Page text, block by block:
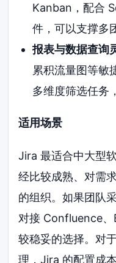
Kanban，配合
件，可以支撑多
报表与数据查询
累积流量图等敏
多维度筛选任务
适用场景
Jira 最适合中大型
经比较成熟、对需
的组织。如果团队
对接 Confluence
较稳妥的选择。对
理，Jira 的配置成